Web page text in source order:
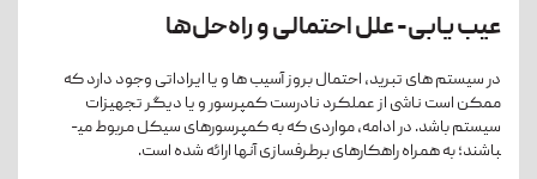
عیب یابی- علل احتمالی و راه‌حل‌ها
در سیستم­ های تبرید، احتمال بروز آسیب ­ها و یا ایراداتی وجود دارد که
ممکن است ناشی از عملکرد نادرست کمپرسور و یا دیگر تجهیزات
سیستم باشد. در ادامه، مواردی که به کمپرسورهای سیکل مربوط می­
باشند؛ به همراه راهکارهای برطرف­سازی آن­ها ارائه شده است.